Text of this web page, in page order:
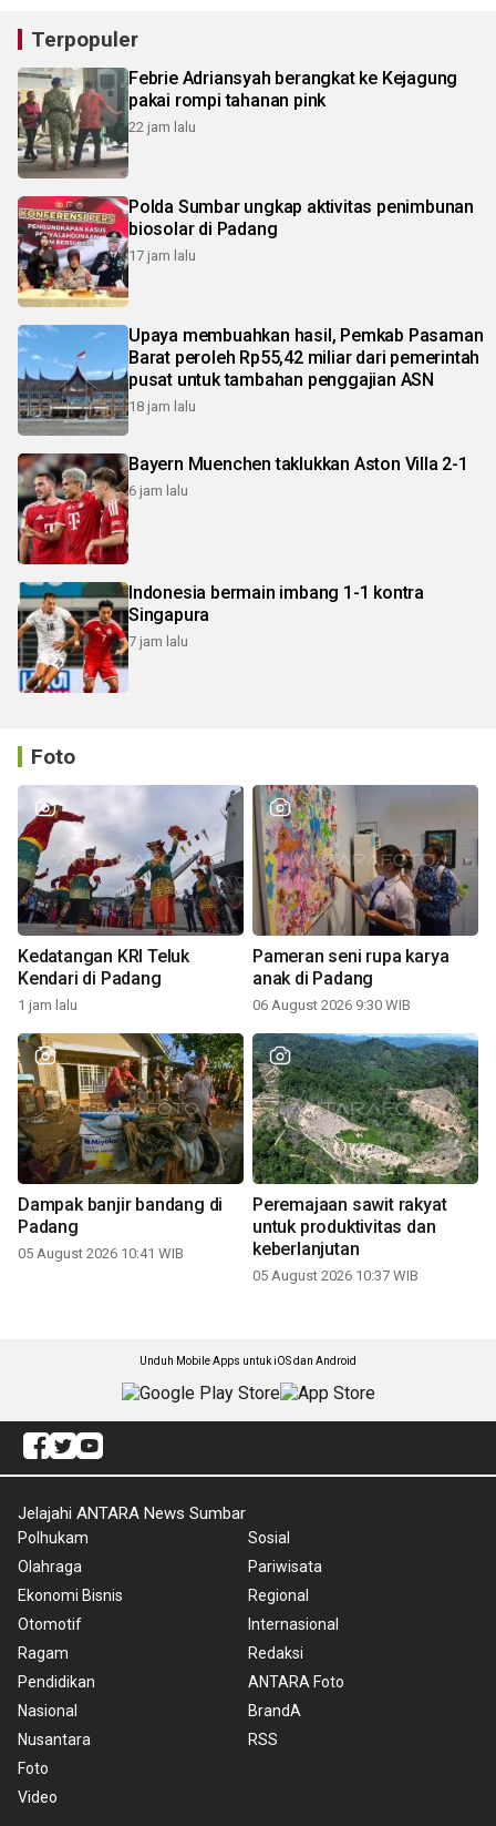
Terpopuler
Febrie Adriansyah berangkat ke Kejagung
pakai rompi tahanan pink
22 jam lalu
Polda Sumbar ungkap aktivitas penimbunan
biosolar di Padang
17 jam lalu
Upaya membuahkan hasil, Pemkab Pasaman
Barat peroleh Rp55,42 miliar dari pemerintah
pusat untuk tambahan penggajian ASN
18 jam lalu
Bayern Muenchen taklukkan Aston Villa 2-1
6 jam lalu
Indonesia bermain imbang 1-1 kontra
Singapura
7 jam lalu
Foto
Kedatangan KRI Teluk
Kendari di Padang
1 jam lalu
Pameran seni rupa karya
anak di Padang
06 August 2026 9:30 WIB
Dampak banjir bandang di
Padang
05 August 2026 10:41 WIB
Peremajaan sawit rakyat
untuk produktivitas dan
keberlanjutan
05 August 2026 10:37 WIB
Unduh Mobile Apps untuk iOS dan Android
Jelajahi ANTARA News Sumbar
Polhukam
Olahraga
Ekonomi Bisnis
Otomotif
Ragam
Pendidikan
Nasional
Nusantara
Foto
Video
Sosial
Pariwisata
Regional
Internasional
Redaksi
ANTARA Foto
BrandA
RSS